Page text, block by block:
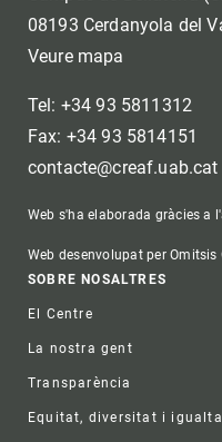
08193 Cerdanyola del
Veure mapa
Tel: +34 93 5811312
Fax: +34 93 5814151
contacte@creaf.uab.cat
Web s'ha elaborada gràcies a
Web desenvolupat per Omitsis
Footer
SOBRE NOSALTRES
El Centre
La nostra gent
Transparència
Equitat, diversitat i